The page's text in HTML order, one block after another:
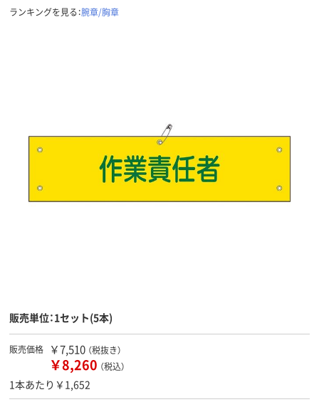
ランキングを見る：腕章/胸章
販売単位：1セット(5本)
販売価格 ￥7,510 （税抜き）
￥8,260 （税込）
1本あたり￥1,652